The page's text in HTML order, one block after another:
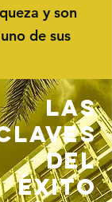
y son
de sus
LAS
del
éxito